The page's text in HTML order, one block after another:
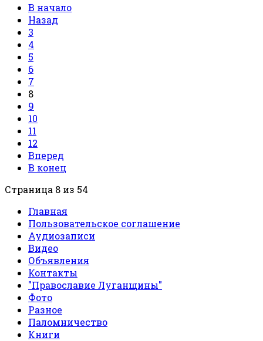
В начало
Назад
3
4
5
6
7
8
9
10
11
12
Вперед
В конец
Страница 8 из 54
Главная
Пользовательское соглашение
Аудиозаписи
Видео
Объявления
Контакты
"Православие Луганщины"
Фото
Разное
Паломничество
Книги